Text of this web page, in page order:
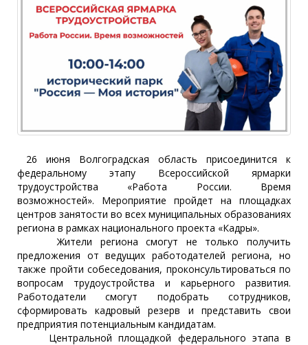
26 июня Волгоградская область присоединится к
федеральному этапу Всероссийской ярмарки
трудоустройства «Работа России. Время
возможностей». Мероприятие пройдет на площадках
центров занятости во всех муниципальных образованиях
региона в рамках национального проекта «Кадры».
Жители региона смогут не только получить
предложения от ведущих работодателей региона, но
также пройти собеседования, проконсультироваться по
вопросам трудоустройства и карьерного развития.
Работодатели смогут подобрать сотрудников,
сформировать кадровый резерв и представить свои
предприятия потенциальным кандидатам.
Центральной площадкой федерального этапа в